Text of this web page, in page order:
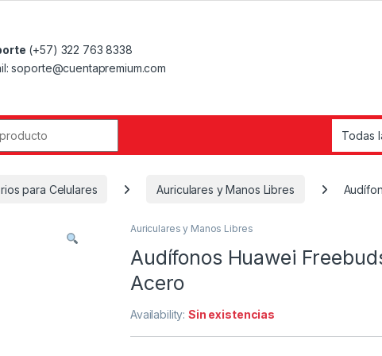
(+57) 322 763 8338
soporte@cuentapremium.com
para Celulares Auriculares y Manos Libres
Auriculares y Manos Libres
Audífonos Huawei
Acero
Availability:Sin existencias